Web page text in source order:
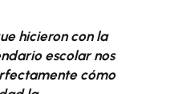
hicieron con la
escolar nos
cómo